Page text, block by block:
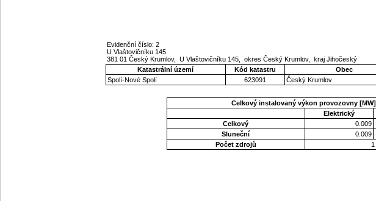
Evidenční číslo: 2
U Vlaštovičníku 145
381 01 Český Krumlov, U Vlaštovičníku 145, okres Český Krumlov, kraj Jihočeský
Katastrální území
Kód katastru Obec
Spolí-Nové Spolí
623091 Český Krumlov
Celkový instalovaný výkon provozovny [MW]
Elektrický
Celkový
0.009
Sluneční
0.009
Počet zdrojů
1